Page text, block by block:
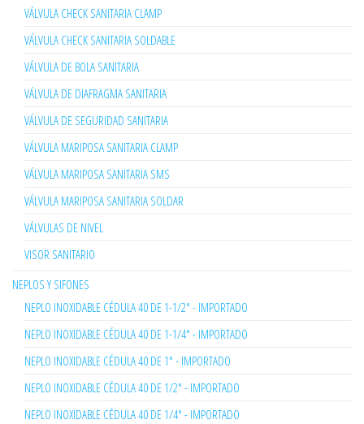
VÁLVULA CHECK SANITARIA CLAMP
VÁLVULA CHECK SANITARIA SOLDABLE
VÁLVULA DE BOLA SANITARIA
VÁLVULA DE DIAFRAGMA SANITARIA
VÁLVULA DE SEGURIDAD SANITARIA
VÁLVULA MARIPOSA SANITARIA CLAMP
VÁLVULA MARIPOSA SANITARIA SMS
VÁLVULA MARIPOSA SANITARIA SOLDAR
VÁLVULAS DE NIVEL
VISOR SANITARIO
NEPLOS Y SIFONES
NEPLO INOXIDABLE CÉDULA 40 DE 1-1/2" - IMPORTADO
NEPLO INOXIDABLE CÉDULA 40 DE 1-1/4" - IMPORTADO
NEPLO INOXIDABLE CÉDULA 40 DE 1" - IMPORTADO
NEPLO INOXIDABLE CÉDULA 40 DE 1/2" - IMPORTADO
NEPLO INOXIDABLE CÉDULA 40 DE 1/4" - IMPORTADO